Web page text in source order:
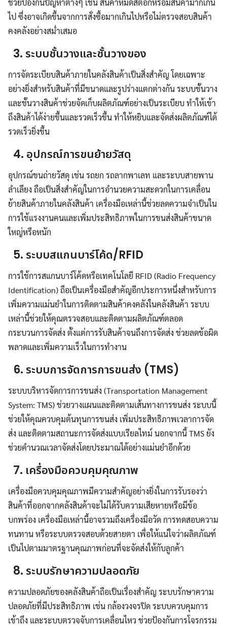
ช่วยป้องกันปัญหาต่างๆ เช่น สินค้าหมดสต็อกหรือมีสินค้ามากเกิน
ไป ซึ่งอาจเกิดขึ้นจากการสั่งซื้อมากเกินไปหรือไม่ตรวจสอบสินค้า
คงคลังอย่างสม่ำเสมอ
3. ระบบชั้นวางและชั้นวางของ
การจัดระเบียบสินค้าภายในคลังสินค้าเป็นสิ่งสำคัญ โดยเฉพาะ
อย่างยิ่งสำหรับสินค้าที่มีขนาดและรูปร่างแตกต่างกัน ระบบชั้นวาง
และชั้นวางสินค้าช่วยจัดเก็บผลิตภัณฑ์อย่างเป็นระเบียบ ทำให้เข้า
ถึงสินค้าได้ง่ายขึ้นและรวดเร็วขึ้น ทำให้หยิบและจัดส่งผลิตภัณฑ์ได้
รวดเร็วยิ่งขึ้น
4. อุปกรณ์การขนย้ายวัสดุ
อุปกรณ์ขนถ่ายวัสดุ เช่น รถยก รถลากพาเลท และระบบสายพาน
ลำเลียง ถือเป็นสิ่งสำคัญในการอำนวยความสะดวกในการเคลื่อน
ย้ายสินค้าภายในคลังสินค้า เครื่องมือเหล่านี้ช่วยลดความจำเป็นใน
การใช้แรงงานคนและเพิ่มประสิทธิภาพในการขนส่งสินค้าขนาด
ใหญ่หรือหนัก
5. ระบบสแกนบาร์โค้ด/RFID
การใช้การสแกนบาร์โค้ดหรือเทคโนโลยี RFID (Radio Frequency
Identification) ถือเป็นเครื่องมือสำคัญอีกประการหนึ่งสำหรับการ
เพิ่มความแม่นยำในการติดตามสินค้าคงคลังในคลังสินค้า ระบบ
เหล่านี้ช่วยให้คุณตรวจสอบและติดตามผลิตภัณฑ์ตลอด
กระบวนการจัดส่ง ตั้งแต่การรับสินค้าจนถึงการจัดส่ง ช่วยลดข้อผิด
พลาดและเพิ่มความเร็วในการทำงาน
6. ระบบการจัดการการขนส่ง (TMS)
ระบบบริหารจัดการการขนส่ง (Transportation Management
System: TMS) ช่วยวางแผนและติดตามเส้นทางการขนส่ง ระบบนี้
ช่วยให้คุณควบคุมต้นทุนการขนส่ง เพิ่มประสิทธิภาพเวลาการจัด
ส่ง และติดตามสถานะการจัดส่งแบบเรียลไทม์ นอกจากนี้ TMS ยัง
ช่วยคำนวณเวลาจัดส่งโดยประมาณได้อย่างแม่นยำอีกด้วย
7. เครื่องมือควบคุมคุณภาพ
เครื่องมือควบคุมคุณภาพมีความสำคัญอย่างยิ่งในการรับรองว่า
สินค้าที่ออกจากคลังสินค้าจะไม่ได้รับความเสียหายหรือมีข้อ
บกพร่อง เครื่องมือเหล่านี้อาจรวมถึงเครื่องมือวัด การทดสอบความ
ทนทาน หรือระบบตรวจสอบด้วยสายตา เพื่อให้แน่ใจว่าผลิตภัณฑ์
เป็นไปตามมาตรฐานคุณภาพก่อนที่จะจัดส่งให้กับลูกค้า
8. ระบบรักษาความปลอดภัย
ความปลอดภัยของคลังสินค้าถือเป็นเรื่องสำคัญ ระบบรักษาความ
ปลอดภัยที่มีประสิทธิภาพ เช่น กล้องวงจรปิด ระบบควบคุมการ
เข้าถึง และระบบตรวจจับการเคลื่อนไหว ช่วยป้องกันการโจรกรรม